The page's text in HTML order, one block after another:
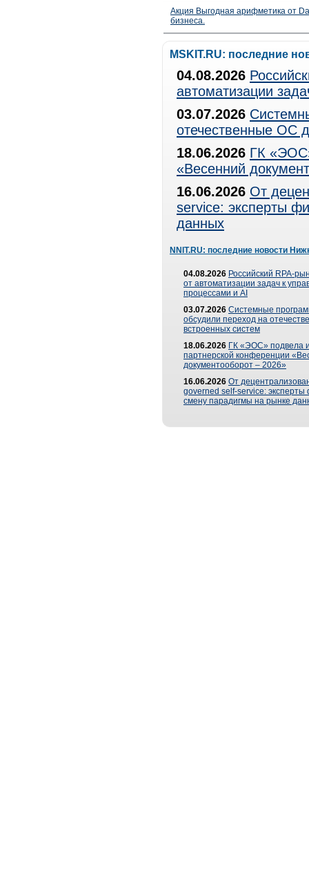
Акция Выгодная арифметика от
бизнеса.
MSKIT.RU: последние
04.08.2026
автоматизации
03.07.2026
отечественные ОС
18.06.2026 ГК
«Весенний
16.06.2026 От
service: эксперты
данных
NNIT.RU: последние новости
04.08.2026 Российский RPA-
от автоматизации задач к
процессами и AI
03.07.2026 Системные
обсудили переход на
встроенных систем
18.06.2026 ГК «ЭОС» подвела
партнерской конференции
документооборот – 2026»
16.06.2026 От
governed self-service: эксперты
смену парадигмы на рынке